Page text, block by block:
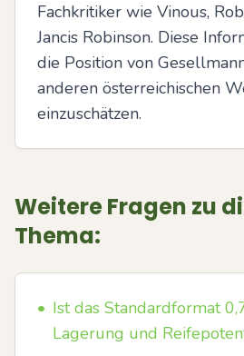
Fachkritiker wie Vinous,
Jancis Robinson. Diese
die Position von
anderen österreichischen
einzuschätzen.
Weitere Fragen zu
Thema:
• Ist das Standardformat
Lagerung und